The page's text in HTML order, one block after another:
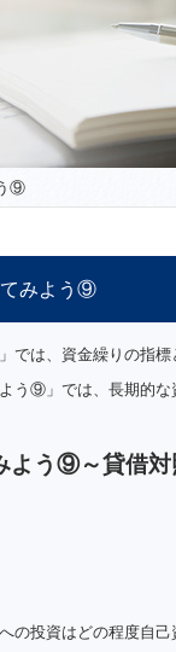
⑨
てみよう⑨
では、資金繰りの指
う⑨」では、長期的な
よう⑨～貸借
の投資はどの程度自己